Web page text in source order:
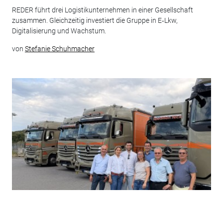
REDER führt drei Logistikunternehmen in einer Gesellschaft
zusammen. Gleichzeitig investiert die Gruppe in E‑Lkw,
Digitalisierung und Wachstum.
von Stefanie Schuhmacher